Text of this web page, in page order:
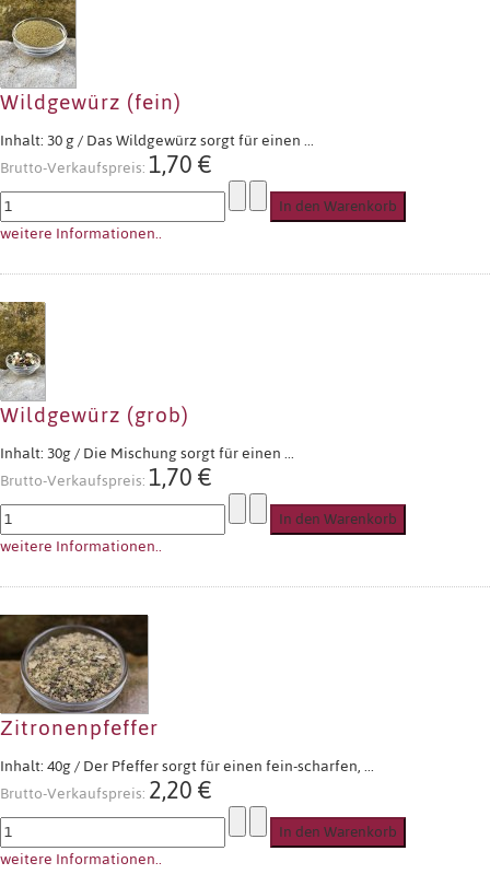
Wildgewürz (fein)
Inhalt: 30 g / Das Wildgewürz sorgt für einen ...
Brutto-Verkaufspreis:1,70 €
weitere Informationen..
Wildgewürz (grob)
Inhalt: 30g / Die Mischung sorgt für einen ...
Brutto-Verkaufspreis:1,70 €
weitere Informationen..
Zitronenpfeffer
Inhalt: 40g / Der Pfeffer sorgt für einen fein-scharfen, ...
Brutto-Verkaufspreis:2,20 €
weitere Informationen..